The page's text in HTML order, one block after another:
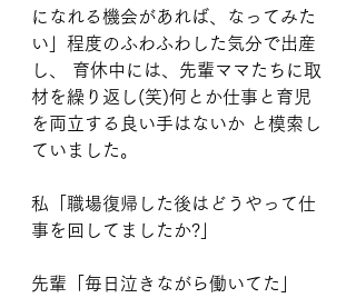
になれる機会があれば、なってみた
い」程度のふわふわした気分で出産
し、 育休中には、先輩ママたちに取
材を繰り返し(笑)何とか仕事と育児
を両立する良い手はないか と模索し
ていました。
私「職場復帰した後はどうやって仕
事を回してましたか?」
先輩「毎日泣きながら働いてた」